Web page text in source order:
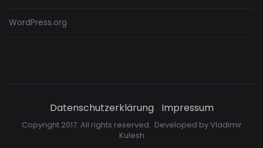
WordPress.org
Datenschutzerklärung Impressum
Copyright 2017. All rights reserved. Developed byVladimir
Kulesh